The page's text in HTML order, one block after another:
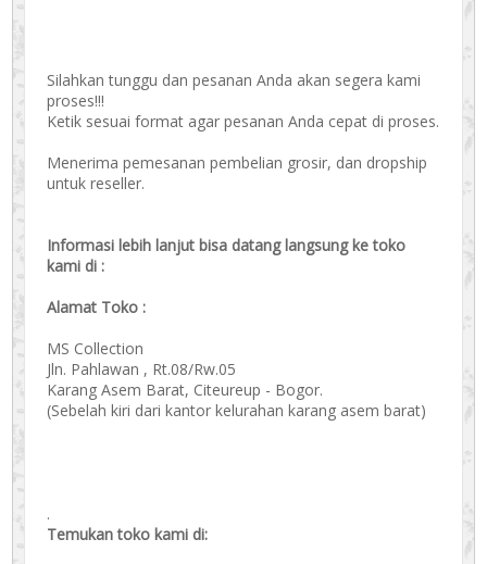
Silahkan tunggu dan pesanan Anda akan segera kami
proses!!!
Ketik sesuai format agar pesanan Anda cepat di proses.
Menerima pemesanan pembelian grosir, dan dropship
untuk reseller.
Informasi lebih lanjut bisa datang langsung ke toko
kami di :
Alamat Toko :
MS Collection
Jln. Pahlawan , Rt.08/Rw.05
Karang Asem Barat, Citeureup - Bogor.
(Sebelah kiri dari kantor kelurahan karang asem barat)
.
Temukan toko kami di: